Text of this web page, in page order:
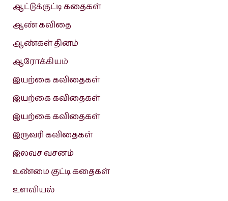
ஆட்டுக்குட்டி கதைகள்
ஆண் கவிதை
ஆண்கள் தினம்
ஆரோக்கியம்
இயற்கை கவிதைகள்
இயற்கை கவிதைகள்
இயற்கை கவிதைகள்
இருவரி கவிதைகள்
இலவச வசனம்
உண்மை குட்டி கதைகள்
உளவியல்